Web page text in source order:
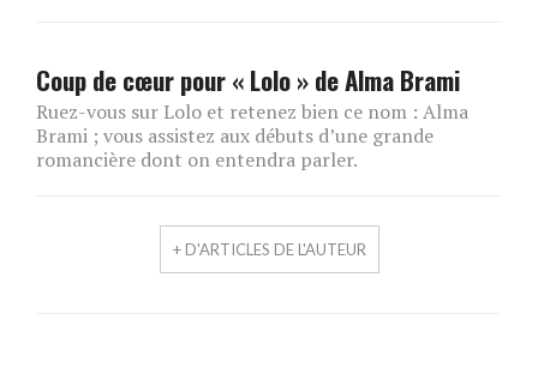
Coup de cœur pour « Lolo » de Alma Brami
Ruez-vous sur Lolo et retenez bien ce nom : Alma
Brami ; vous assistez aux débuts d’une grande
romancière dont on entendra parler.
+ D'ARTICLES DE L'AUTEUR